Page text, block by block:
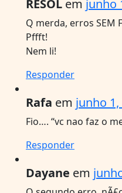
RESOL em junho
Q merda, erros SEM
Pffft!
Nem li!
Responder
Rafa em junho 1,
Fio…. “vc nao faz o
Responder
Dayane em